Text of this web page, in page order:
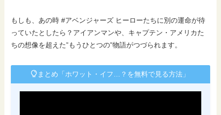
もしも、あの時 #アベンジャーズ ヒーローたちに別の運命が待
っていたとしたら？アイアンマンや、キャプテン・アメリカた
ちの想像を超えた”もうひとつの”物語がつづられます。
まとめ「ホワット・イフ…？を無料で見る方法」